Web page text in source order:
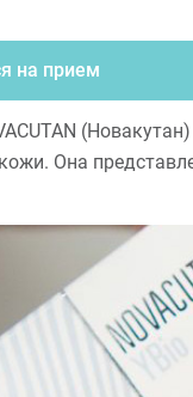
на прием
Она